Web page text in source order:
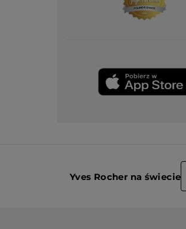
Yves Rocher na świecie